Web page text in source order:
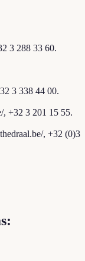
3 288 33 60.
3 338 44 00.
, +32 3 201 15 55.
, +32 (0)3